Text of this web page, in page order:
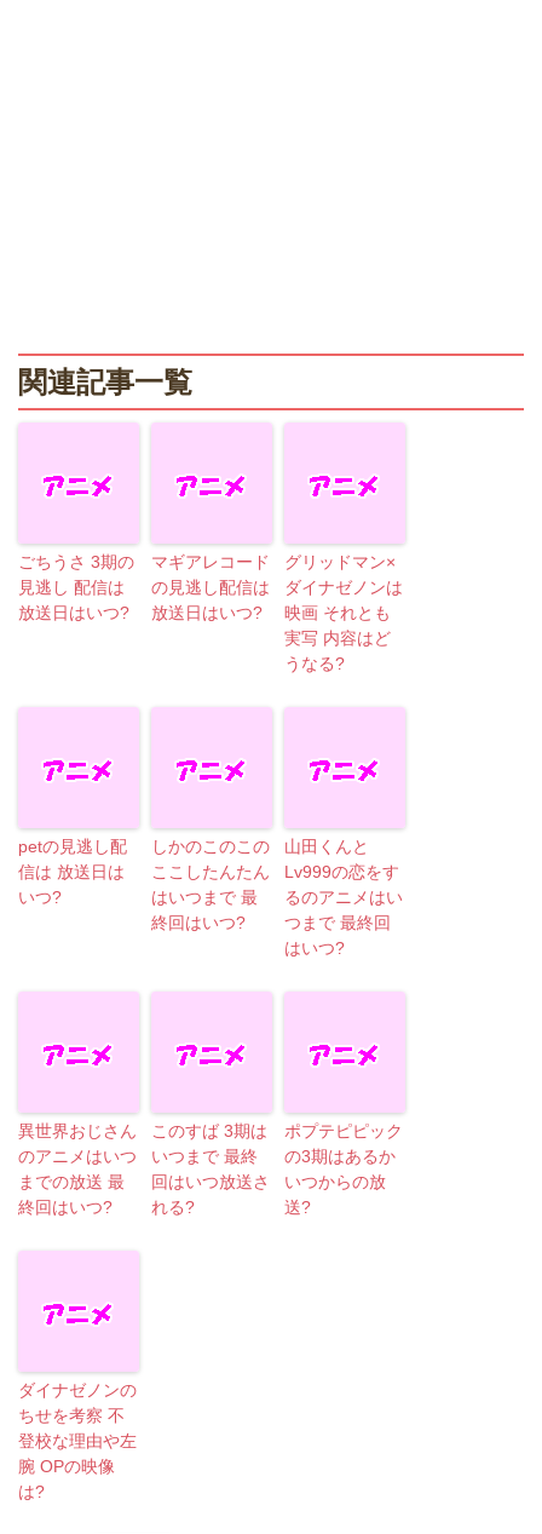
関連記事一覧
ごちうさ 3期の
見逃し 配信は
放送日はいつ?
マギアレコード
の見逃し配信は
放送日はいつ?
グリッドマン×
ダイナゼノンは
映画 それとも
実写 内容はど
うなる?
petの見逃し配
信は 放送日は
いつ?
しかのこのこの
ここしたんたん
はいつまで 最
終回はいつ?
山田くんと
Lv999の恋をす
るのアニメはい
つまで 最終回
はいつ?
異世界おじさん
のアニメはいつ
までの放送 最
終回はいつ?
このすば 3期は
いつまで 最終
回はいつ放送さ
れる?
ポプテピピック
の3期はあるか
いつからの放
送?
ダイナゼノンの
ちせを考察 不
登校な理由や左
腕 OPの映像
は?